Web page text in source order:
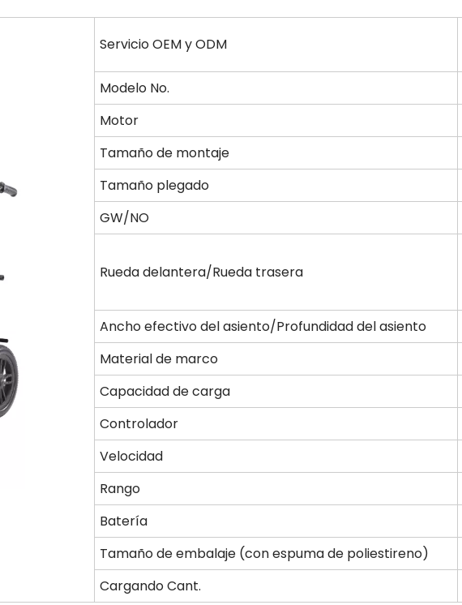
Servicio OEM y ODM
Modelo No.
Motor
Tamaño de montaje
Tamaño plegado
GW/NO
Rueda delantera/Rueda trasera
Ancho efectivo del asiento/Profundidad del asiento
Material de marco
Capacidad de carga
Controlador
Velocidad
Rango
Batería
Tamaño de embalaje (con espuma de poliestireno)
Cargando Cant.